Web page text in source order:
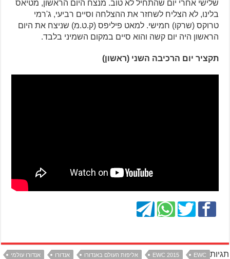
שלישי אחרי יום שהתחיל לא טוב. מנצח היום הראשון, מטיאס
בלינו, לא הצליח לשחזר את ההצלחה וסיים רביעי, ג'רמי
טרוקס (שרקו) חמישי. למאט פיליפס (ק.ט.מ) שניצח את היום
הראשון היה יום קשה והוא סיים במקום השמיני בלבד.
תקציר יום הרכיבה השני (ראשון)
תגיות EWC
EWC 2015 אליפות העולם באנדורו אנדורו אנדורו עולמי